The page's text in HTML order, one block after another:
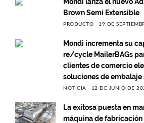
Brown Semi Extensible
PRODUCTO 19 DE
Mondi incrementa su
re/cycle MailerBAGs
clientes de comercio
soluciones de embalaje
NOTICIA 12 DE JUNIO DE
La exitosa puesta en
máquina de fabricación